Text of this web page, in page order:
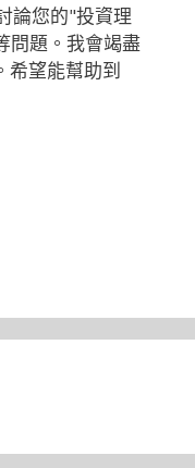
論您的"投資理
問題。我會竭盡
希望能幫助到